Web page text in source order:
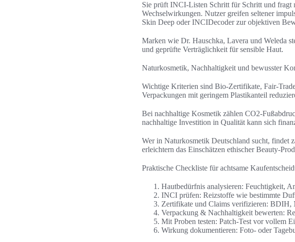
Sie prüft INCI-Listen Schritt für Schritt und
Wechselwirkungen. Nutzer greifen seltener
Skin Deep oder INCIDecoder zur objektiven
Marken wie Dr. Hauschka, Lavera und Weleda
und geprüfte Verträglichkeit für sensible Haut.
Naturkosmetik, Nachhaltigkeit und bewusster
Wichtige Kriterien sind Bio-Zertifikate, Fair-
Verpackungen mit geringem Plastikanteil
Bei nachhaltige Kosmetik zählen CO2-
nachhaltige Investition in Qualität kann sich
Wer in Naturkosmetik Deutschland sucht,
erleichtern das Einschätzen ethischer Beauty-
Praktische Checkliste für achtsame
Hautbedürfnis analysieren: Feuchtigkeit,
INCI prüfen: Reizstoffe wie bestimmte
Zertifikate und Claims verifizieren:
Verpackung & Nachhaltigkeit bewerten:
Mit Proben testen: Patch-Test vor vollem
Wirkung dokumentieren: Foto- oder